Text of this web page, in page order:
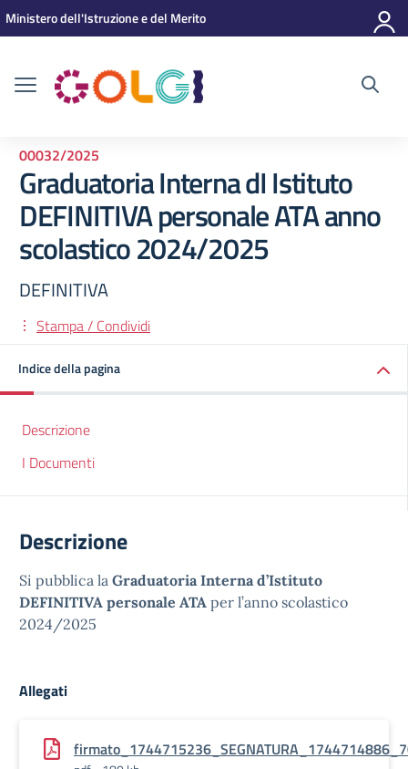
Vai ai contenuti
Vai al menu di navigazione
Vai al footer
Ministero dell'Istruzione e del Merito
00032/2025
Graduatoria Interna dI Istituto
DEFINITIVA personale ATA anno
scolastico 2024/2025
DEFINITIVA
Stampa / Condividi
Indice della pagina
Descrizione
I Documenti
Descrizione
Si pubblica la Graduatoria Interna d’Istituto
DEFINITIVA personale ATA per l’anno scolastico
2024/2025
Allegati